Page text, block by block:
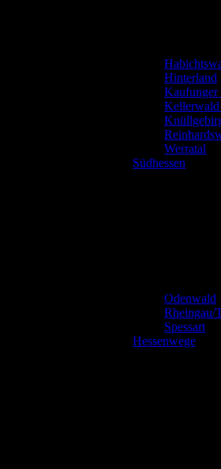
Hinterland
Kaufunger
Kellerwald
Werratal
Südhessen
Odenwald
Rheingau/
Spessart
Hessenwege